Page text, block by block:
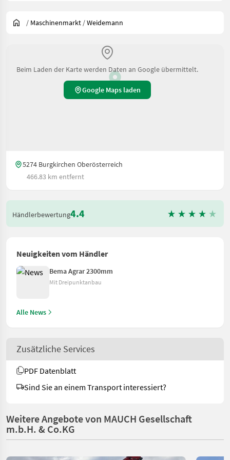
/ Maschinenmarkt /Weidemann
Beim Laden der Karte werden Daten an Google übermittelt.
Google Maps laden
5274 Burgkirchen Oberösterreich
466.83 km entfernt
Händlerbewertung4.4
Neuigkeiten vom Händler
Bema Agrar 2300mm
Mit Dreipunktanbau
Alle News
Zusätzliche Services
PDF Datenblatt
Sind Sie an einem Transport interessiert?
Weitere Angebote von MAUCH Gesellschaft
m.b.H. & Co.KG